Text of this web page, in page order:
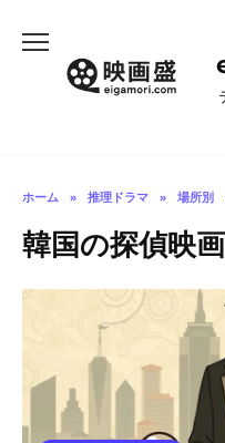
ホーム » 推理ドラマ » 場所別
韓国の探偵映